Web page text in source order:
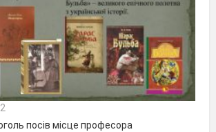
посів місце професора